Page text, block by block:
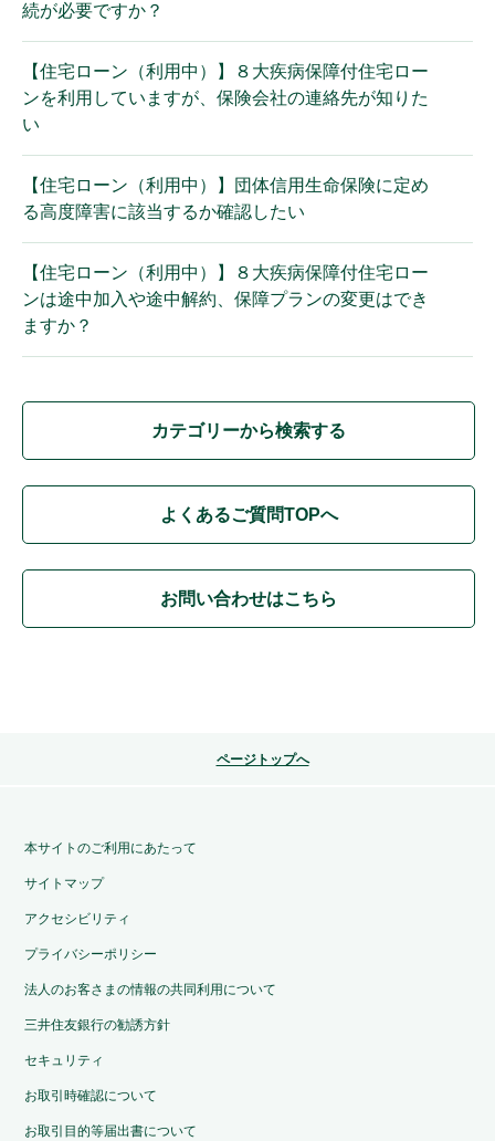
続が必要ですか？
【住宅ローン（利用中）】８大疾病保障付住宅ロー
ンを利用していますが、保険会社の連絡先が知りた
い
【住宅ローン（利用中）】団体信用生命保険に定め
る高度障害に該当するか確認したい
【住宅ローン（利用中）】８大疾病保障付住宅ロー
ンは途中加入や途中解約、保障プランの変更はでき
ますか？
カテゴリーから検索する
よくあるご質問TOPへ
お問い合わせはこちら
ページトップへ
本サイトのご利用にあたって
サイトマップ
アクセシビリティ
プライバシーポリシー
法人のお客さまの情報の共同利用について
三井住友銀行の勧誘方針
セキュリティ
お取引時確認について
お取引目的等届出書について